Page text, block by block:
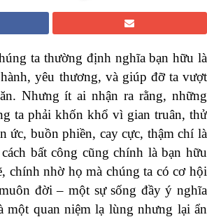
ta thường định nghĩa bạn hữu là
yêu thương, và giúp đỡ ta vượt
Nhưng ít ai nhận ra rằng, những
ta phải khốn khổ vì gian truân, thử
ức, buồn phiền, cay cực, thậm chí là
bất công cũng chính là bạn hữu
chính nhờ họ mà chúng ta có cơ hội
đời – một sự sống đầy ý nghĩa
quan niệm lạ lùng nhưng lại ẩn